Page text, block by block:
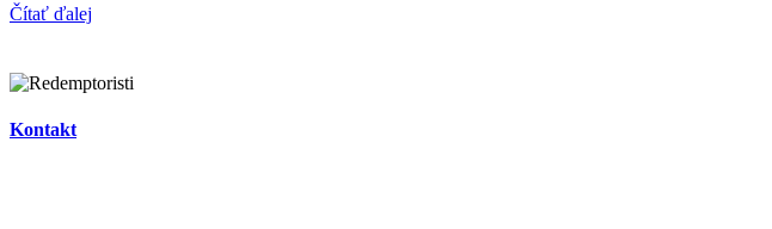
Čítať ďalej
Kontakt